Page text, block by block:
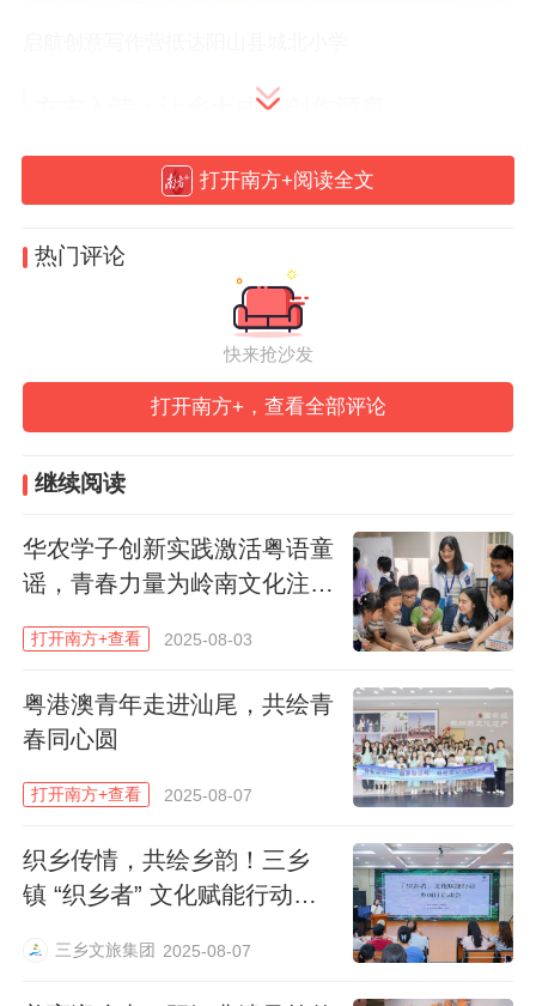
方志入诗：让乡土成为创作源泉
教学团队深度挖掘《阳山县志》等地方文
的历史典故、阳山古桥的自然风貌等地方特
色文化融入课程设计。《山神的来信》以阳
山名山——靘雾山为主角，引导孩子们通过
拟人化手法讲述“山神”的一天；《阳山古桥
的小小美容师》则结合当地名胜阳山古桥，
一步培育历史文物保护意识。
“我们查阅了清末阳山诗人孔绍尧的《阳山杂
咏》，发现了方志入诗的潜能所在。”课程负
责人陈炜荣展示学生作品《山神的一
天》：“山神用树枝刷牙/用太阳来装饭/他的
口袋装着整座阳山”。封存在方志典故里的阳
山历史文化，走进儿童诗歌课堂，在童趣想
象中重新焕发生机。极富地域特色的诗歌课
程，既引导孩子们热爱美丽乡土，也让阳山
历史文化得到传承。
打开南方+阅读全文
热门评论
快来抢沙发
打开南方+，查看全部评论
继续阅读
华农学子创新实践激活粤语童
谣，青春力量为岭南文化注入
打开南方+查看 2025-08-03
粤港澳青年走进汕尾，共绘青
春同心圆
打开南方+查看 2025-08-07
织乡传情，共绘乡韵！三乡
镇 “织乡者” 文化赋能行动正
三乡文旅集团 2025-08-07